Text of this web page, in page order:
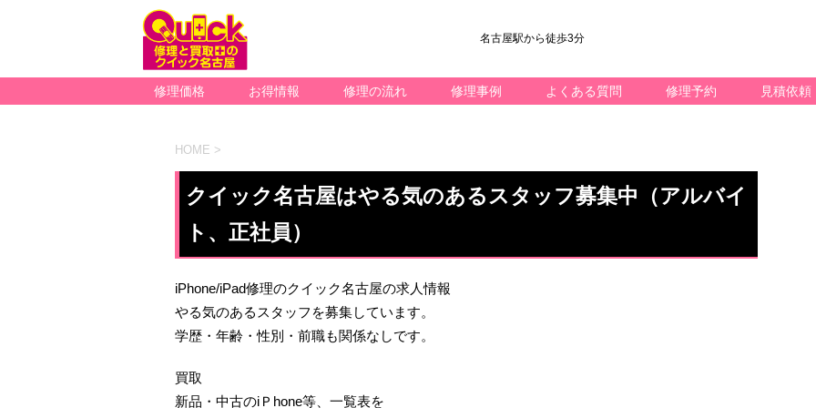
名古屋駅から徒歩3分
修理価格 お得情報 修理の流れ 修理事例 よくある質問 修理予約 見積依頼
HOME >
クイック名古屋はやる気のあるスタッフ募集中（アルバイ
ト、正社員）
iPhone/iPad修理のクイック名古屋の求人情報
やる気のあるスタッフを募集しています。
学歴・年齢・性別・前職も関係なしです。
買取
新品・中古のiＰhone等、一覧表を